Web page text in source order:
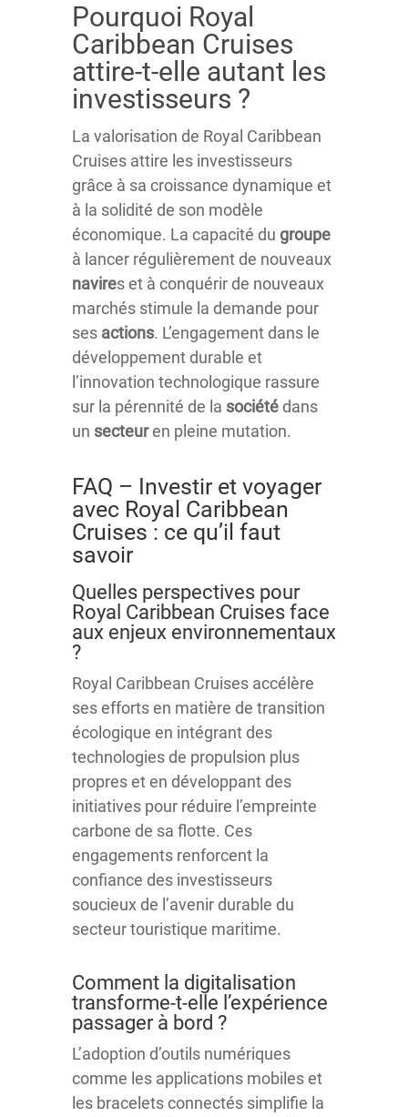
Pourquoi Royal
Caribbean Cruises
attire-t-elle autant les
investisseurs ?
La valorisation de Royal Caribbean
Cruises attire les investisseurs
grâce à sa croissance dynamique et
à la solidité de son modèle
économique. La capacité du groupe
à lancer régulièrement de nouveaux
navires et à conquérir de nouveaux
marchés stimule la demande pour
ses actions. L’engagement dans le
développement durable et
l’innovation technologique rassure
sur la pérennité de la société dans
un secteuren pleine mutation.
FAQ – Investir et voyager
avec Royal Caribbean
Cruises : ce qu’il faut
savoir
Quelles perspectives pour
Royal Caribbean Cruises face
aux enjeux environnementaux
?
Royal Caribbean Cruises accélère
ses efforts en matière de transition
écologique en intégrant des
technologies de propulsion plus
propres et en développant des
initiatives pour réduire l’empreinte
carbone de sa flotte. Ces
engagements renforcent la
confiance des investisseurs
soucieux de l’avenir durable du
secteur touristique maritime.
Comment la digitalisation
transforme-t-elle l’expérience
passager à bord ?
L’adoption d’outils numériques
comme les applications mobiles et
les bracelets connectés simplifie la